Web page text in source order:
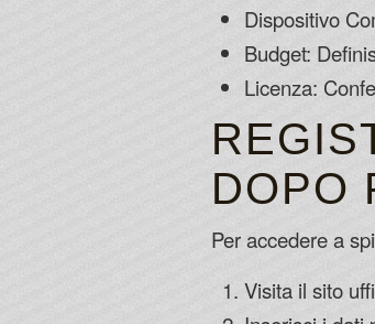
Dispositivo
Budget:
Licenza:
DOPO
Per accedere a
Visita il sito